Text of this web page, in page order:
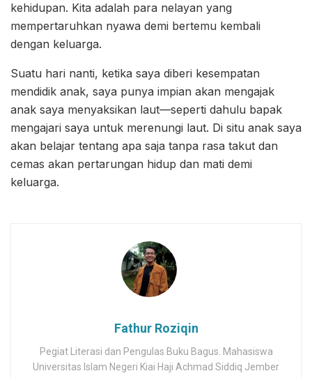
kehidupan. Kita adalah para nelayan yang
mempertaruhkan nyawa demi bertemu kembali
dengan keluarga.
Suatu hari nanti, ketika saya diberi kesempatan
mendidik anak, saya punya impian akan mengajak
anak saya menyaksikan laut—seperti dahulu bapak
mengajari saya untuk merenungi laut. Di situ anak saya
akan belajar tentang apa saja tanpa rasa takut dan
cemas akan pertarungan hidup dan mati demi
keluarga.
Fathur Roziqin
Pegiat Literasi dan Pengulas Buku Bagus. Mahasiswa
Universitas Islam Negeri Kiai Haji Achmad Siddiq Jember